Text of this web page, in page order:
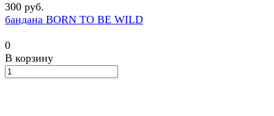
300 руб.
бандана BORN TO BE WILD
0
В корзину